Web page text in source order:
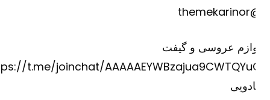
عروسی و گیفت
https://t.me/joinchat/